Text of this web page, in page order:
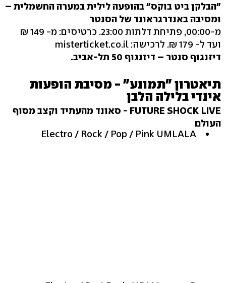
"הבלקן ביט בוקס" בהופעה לילית במערה החשמלית –
ומסיבה באנדרגראונד של הסנטר
מ-00:00, פתיחת דלתות 23:00. כרטיסים: מ- 149 ₪
ועד ל- 179 ₪. לרכישה: misterticket.co.il
דיזנגוף סנטר – דיזנגוף 50 תל-אביב.
תיאטרון "תמונע" - מסיבת הופעות
אינדי בלילה הלבן
FUTURE SHOCK LIVE - סאונד מהעתיד וקצב מסוף
העולם
Electro / Rock / Pop / Pink UMLALA